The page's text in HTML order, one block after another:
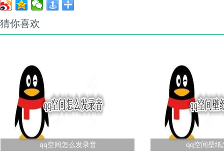
猜你喜欢
qq空间怎么发录音 qq空间壁纸